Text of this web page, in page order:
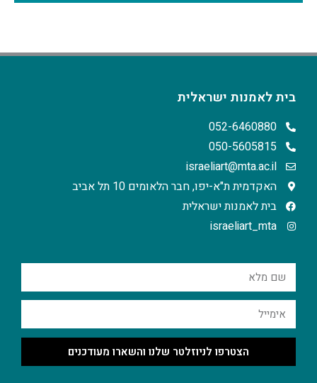
בית לאמנות ישראלית
052-6460880
050-5605815
israeliart@mta.ac.il
האקדמית ת"א-יפו, חבר הלאומים 10 תל אביב
בית לאמנות ישראלית
israeliart_mta
הצטרפו לניוזלטר שלנו והשארו מעודכנים